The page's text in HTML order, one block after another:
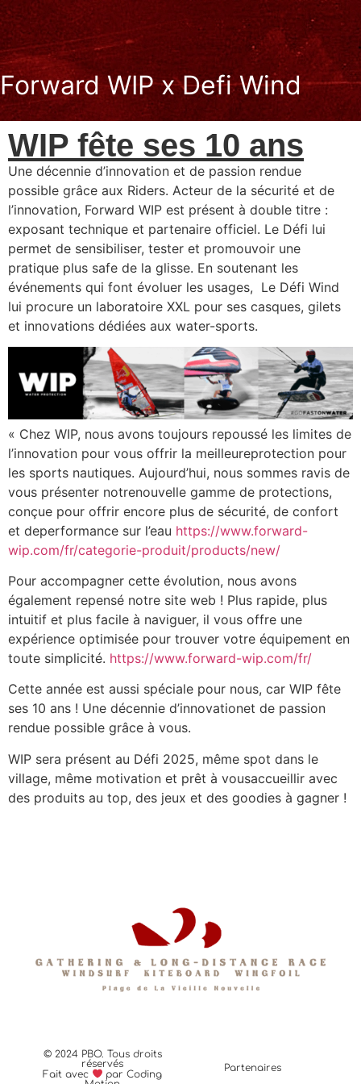
Forward WIP x Defi Wind
WIP fête ses 10 ans
Une décennie d’innovation et de passion rendue
possible grâce aux Riders. Acteur de la sécurité et de
l’innovation, Forward WIP est présent à double titre :
exposant technique et partenaire officiel. Le Défi lui
permet de sensibiliser, tester et promouvoir une
pratique plus safe de la glisse. En soutenant les
événements qui font évoluer les usages, Le Défi Wind
lui procure un laboratoire XXL pour ses casques, gilets
et innovations dédiées aux water-sports.
« Chez WIP, nous avons toujours repoussé les limites de
l’innovation pour vous offrir la meilleureprotection pour
les sports nautiques. Aujourd’hui, nous sommes ravis de
vous présenter notrenouvelle gamme de protections,
conçue pour offrir encore plus de sécurité, de confort
et deperformance sur l’eau https://www.forward-
wip.com/fr/categorie-produit/products/new/
Pour accompagner cette évolution, nous avons
également repensé notre site web ! Plus rapide, plus
intuitif et plus facile à naviguer, il vous offre une
expérience optimisée pour trouver votre équipement en
toute simplicité. https://www.forward-wip.com/fr/
Cette année est aussi spéciale pour nous, car WIP fête
ses 10 ans ! Une décennie d’innovationet de passion
rendue possible grâce à vous.
WIP sera présent au Défi 2025, même spot dans le
village, même motivation et prêt à vousaccueillir avec
des produits au top, des jeux et des goodies à gagner !
© 2024 PBO. Tous droits
réservés
Fait avec
parCoding
Partenaires